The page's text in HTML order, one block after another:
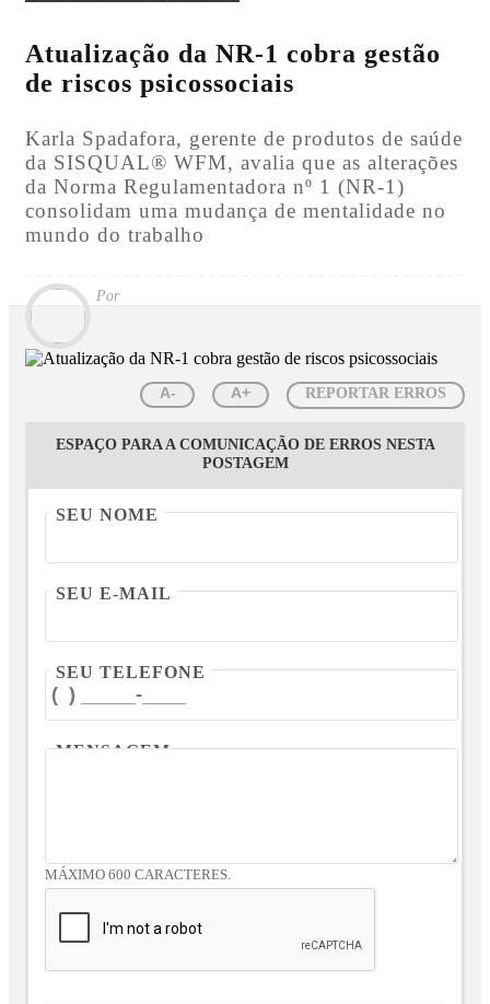
Atualização da NR-1 cobra gestão
de riscos psicossociais
Karla Spadafora, gerente de produtos de saúde
da SISQUAL® WFM, avalia que as alterações
da Norma Regulamentadora nº 1 (NR-1)
consolidam uma mudança de mentalidade no
mundo do trabalho
Por
A- A+ REPORTAR ERROS
ESPAÇO PARA A COMUNICAÇÃO DE ERROS NESTA
POSTAGEM
SEU NOME
SEU E-MAIL
SEU TELEFONE
MENSAGEM
MÁXIMO 600 CARACTERES.